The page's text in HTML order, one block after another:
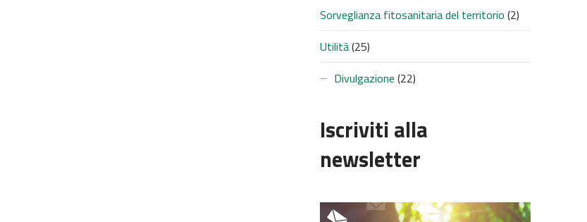
Sorveglianza fitosanitaria del territorio (2)
Utilità(25)
Divulgazione (22)
Iscriviti alla
newsletter